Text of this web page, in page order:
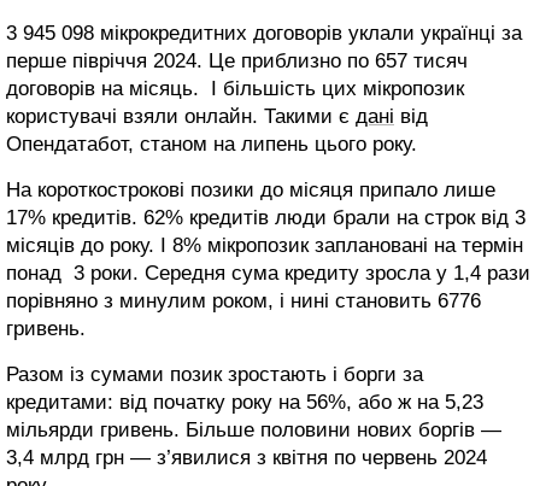
3 945 098 мікрокредитних договорів уклали українці за
перше півріччя 2024. Це приблизно по 657 тисяч
договорів на місяць. І більшість цих мікропозик
користувачі взяли онлайн. Такими є дані від
Опендатабот, станом на липень цього року.
На короткострокові позики до місяця припало лише
17% кредитів. 62% кредитів люди брали на строк від 3
місяців до року. І 8% мікропозик заплановані на термін
понад 3 роки. Середня сума кредиту зросла у 1,4 рази
порівняно з минулим роком, і нині становить 6776
гривень.
Разом із сумами позик зростають і борги за
кредитами: від початку року на 56%, або ж на 5,23
мільярди гривень. Більше половини нових боргів —
3,4 млрд грн — з’явилися з квітня по червень 2024